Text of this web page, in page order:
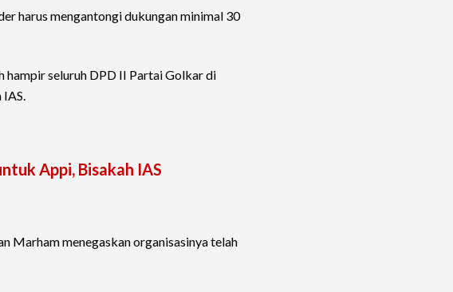
harus mengantongi dukungan minimal 30
hampir seluruh DPD II Partai Golkar di
IAS.
Appi, Bisakah IAS
Marham menegaskan organisasinya telah